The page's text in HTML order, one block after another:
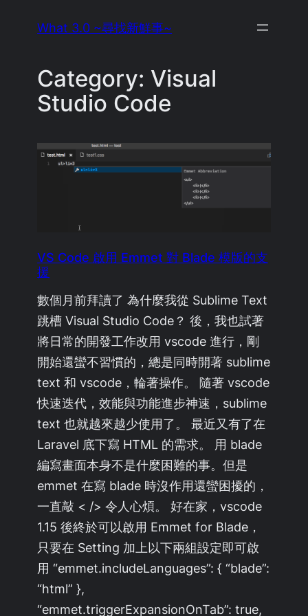
What 3.0 ~尋找新鮮事~
Category: Visual
Studio Code
VS Code 啟用 Emmet 對 Blade 模版的支
援
數個月前拜讀了 為什麼我從 Sublime Text
跳槽 Visual Studio Code？ 後，我也試著
將日常的開發工作改用 vscode 進行，剛
開始還蠻不習慣的，總是同時開著 sublime
text 和 vscode，輪著操作。 隨著 vscode
快速迭代，效能與功能進步神速，sublime
text 也就越來越少使用了。 最近又有了在
Laravel 底下寫 HTML 的需求。 用 blade
編寫畫面本身不是什麼困難的事。但是
emmet 在寫 blade 時沒作用還蠻困擾的，
一直敲 < /> 令人心煩。 好在家，vscode
1.15 後終於可以啟用 Emmet for Blade，
只要在 Setting 加上以下兩組設定即可啟
用 “emmet.includeLanguages”: { “blade”:
“html” },
“emmet.triggerExpansionOnTab”: true,